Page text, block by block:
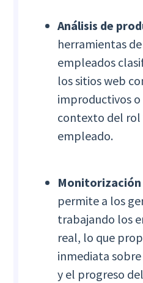
Análisis de
herramientas
empleados
los sitios web
improductivos
contexto del rol
empleado.
permite a los
trabajando los
real, lo que
inmediata
y el progreso